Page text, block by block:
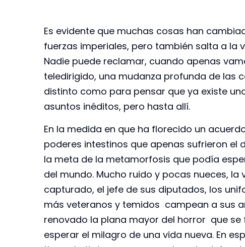
Es evidente que muchas cosas han
fuerzas imperiales, pero también salta a
Nadie puede reclamar, cuando apenas
teledirigido, una mudanza profunda de las
distinto como para pensar que ya existe
asuntos inéditos, pero hasta allí.
En la medida en que ha florecido un
poderes intestinos que apenas sufrieron el
la meta de la metamorfosis que podía
del mundo. Mucho ruido y pocas nueces,
capturado, el jefe de sus diputados, los
más veteranos y temidos campean a sus
renovado la plana mayor del horror que
esperar el milagro de una vida nueva. En